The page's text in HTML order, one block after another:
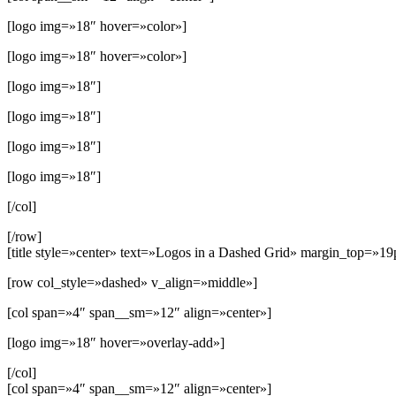
[logo img=»18″ hover=»color»]
[logo img=»18″ hover=»color»]
[logo img=»18″]
[logo img=»18″]
[logo img=»18″]
[logo img=»18″]
[/col]
[/row]
[title style=»center» text=»Logos in a Dashed Grid»
[row col_style=»dashed» v_align=»middle»]
[col span=»4″ span__sm=»12″ align=»center»]
[logo img=»18″ hover=»overlay-add»]
[/col]
[col span=»4″ span__sm=»12″ align=»center»]